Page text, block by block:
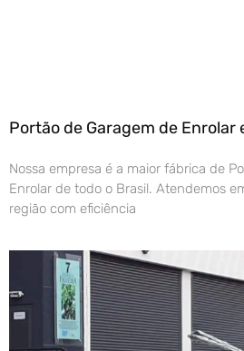
Portão de Garagem de Enrolar
Nossa empresa é a maior fábrica de
Enrolar de todo o Brasil. Atendemos
região com eficiência